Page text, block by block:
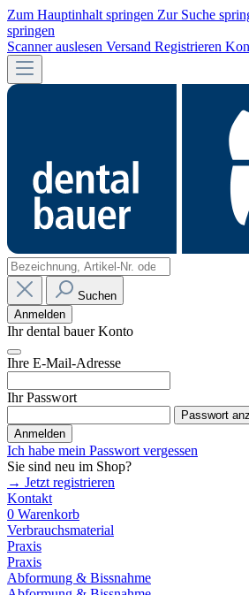
Zum Hauptinhalt springen Zur Suche
springen
Scanner auslesen Versand Registrieren
Suchen
Anmelden
Ihr dental bauer Konto
Ihre E-Mail-Adresse
Ihr Passwort
Passwort
Anmelden
Ich habe mein Passwort vergessen
Sie sind neu im Shop?
→ Jetzt registrieren
Kontakt
0 Warenkorb
Verbrauchsmaterial
Praxis
Praxis
Abformung & Bissnahme